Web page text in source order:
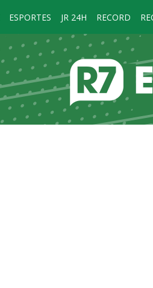
ESPORTES JR 24H RECORD